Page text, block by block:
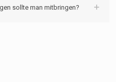
sollte man mitbringen?